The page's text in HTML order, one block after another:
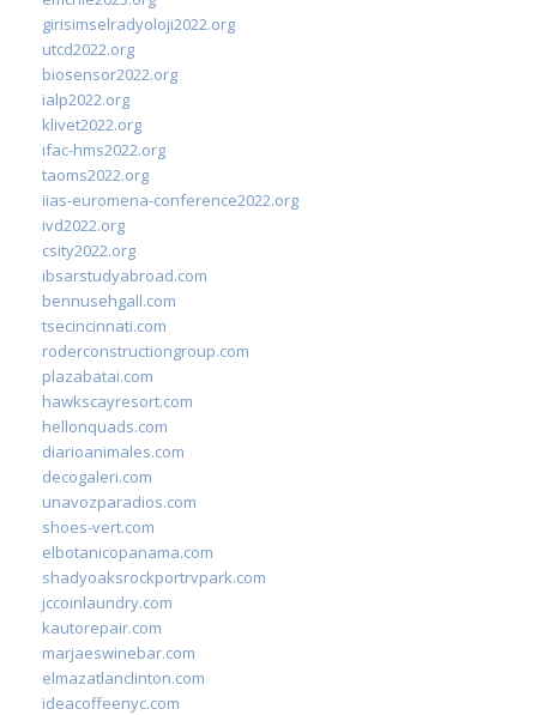
girisimselradyoloji2022.org
utcd2022.org
biosensor2022.org
ialp2022.org
klivet2022.org
ifac-hms2022.org
taoms2022.org
iias-euromena-conference2022.org
ivd2022.org
csity2022.org
ibsarstudyabroad.com
bennusehgall.com
tsecincinnati.com
roderconstructiongroup.com
plazabatai.com
hawkscayresort.com
hellonquads.com
diarioanimales.com
decogaleri.com
unavozparadios.com
shoes-vert.com
elbotanicopanama.com
shadyoaksrockportrvpark.com
jccoinlaundry.com
kautorepair.com
marjaeswinebar.com
elmazatlanclinton.com
ideacoffeenyc.com